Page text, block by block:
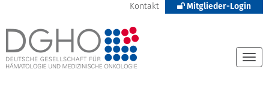
Kontakt Mitglieder-Login